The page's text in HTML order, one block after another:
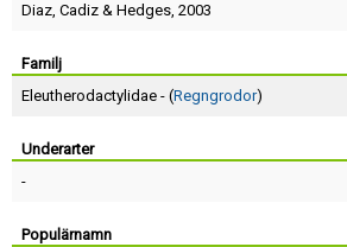
Diaz, Cadiz & Hedges, 2003
Familj
Eleutherodactylidae - (Regngrodor)
Underarter
-
Populärnamn
Terms of Service
Skapa konto